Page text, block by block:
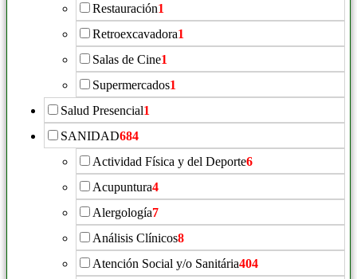
Restauración1
Retroexcavadora1
Salas de Cine1
Supermercados1
Salud Presencial1
SANIDAD684
Actividad Física y del Deporte6
Acupuntura4
Alergología7
Análisis Clínicos8
Atención Social y/o Sanitária404